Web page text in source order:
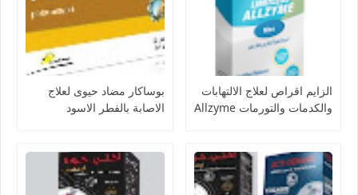
الزايم اقراص لعلاج الالتهابات
والكدمات والتورمات Allzyme
بوساكار مضاد حيوى لعلاج
الاصابة بالفطر الاسود